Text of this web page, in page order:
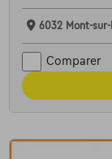
6032 Mont-
Comparer